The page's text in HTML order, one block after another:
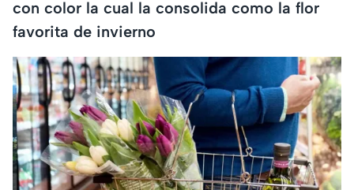
con color la cual la consolida como la flor
favorita de invierno